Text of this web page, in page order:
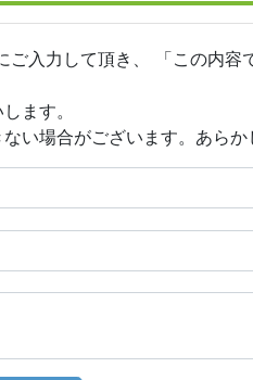
ご入力して頂き、 「この内容
ます。
い場合がございます。あら